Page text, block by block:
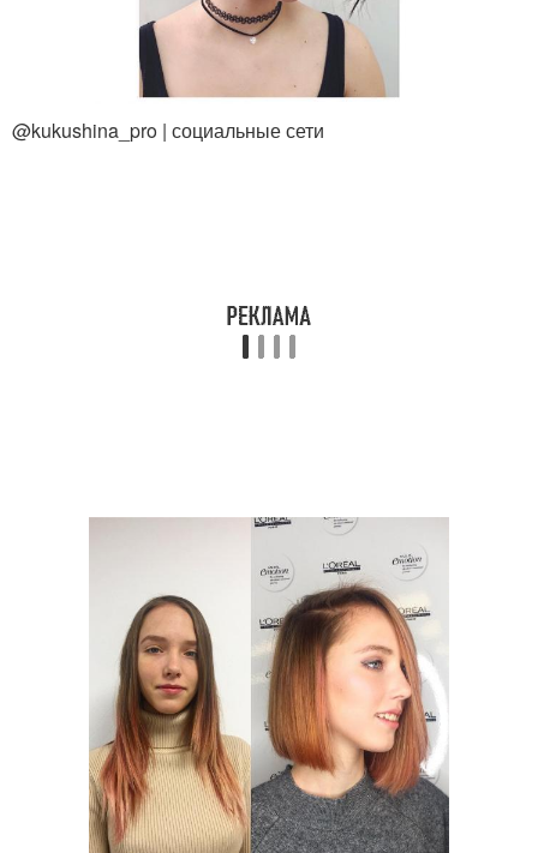
@kukushina_pro | социальные сети